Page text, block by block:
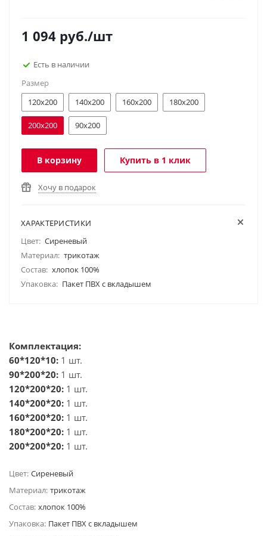
1 094 руб./шт
Есть в наличии
Размер
120х200
140х200 160х200 180х200
200х200 90х200
В корзину Купить в 1 клик
Хочу в подарок
ХАРАКТЕРИСТИКИ
Цвет: Сиреневый
Материал: трикотаж
Состав: хлопок 100%
Упаковка: Пакет ПВХ с вкладышем
Комплектация:
60*120*10: 1 шт.
90*200*20: 1 шт.
120*200*20: 1 шт.
140*200*20: 1 шт.
160*200*20: 1 шт.
180*200*20: 1 шт.
200*200*20: 1 шт.
Цвет: Сиреневый
Материал: трикотаж
Состав: хлопок 100%
Упаковка: Пакет ПВХ с вкладышем